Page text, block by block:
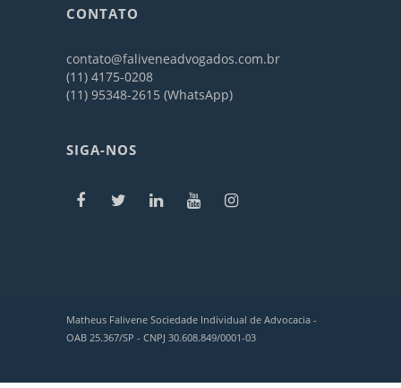
CONTATO
contato@faliveneadvogados.com.br
(11) 4175-0208
(11) 95348-2615 (WhatsApp)
SIGA-NOS
Matheus Falivene Sociedade Individual de Advocacia -
OAB 25.367/SP - CNPJ 30.608.849/0001-03